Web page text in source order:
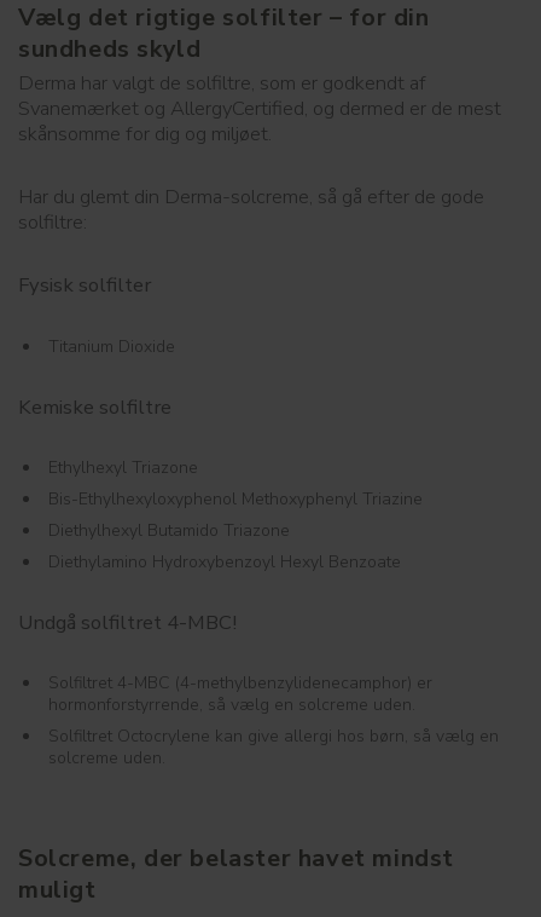
Vælg det rigtige solfilter – for din
sundheds skyld
Derma har valgt de solfiltre, som er godkendt af
Svanemærket og AllergyCertified, og dermed er de mest
skånsomme for dig og miljøet.
Har du glemt din Derma-solcreme, så gå efter de gode
solfiltre:
Fysisk solfilter
Titanium Dioxide
​​Kemiske solfiltre
Ethylhexyl Triazone
Bis-Ethylhexyloxyphenol Methoxyphenyl Triazine
Diethylhexyl Butamido Triazone
Diethylamino Hydroxybenzoyl Hexyl Benzoate
Undgå solfiltret 4-MBC!
Solfiltret 4-MBC (4-methylbenzylidenecamphor) er
hormonforstyrrende, så vælg en solcreme uden.
Solfiltret Octocrylene kan give allergi hos børn, så vælg en
solcreme uden.
Solcreme, der belaster havet mindst
muligt